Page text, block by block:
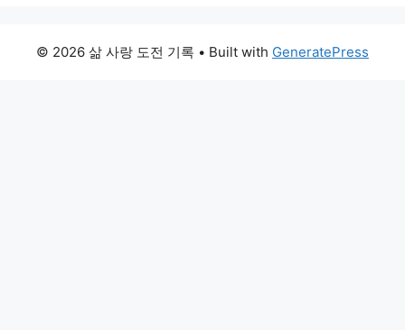
© 2026 삶 사랑 도전 기록 • Built with GeneratePress